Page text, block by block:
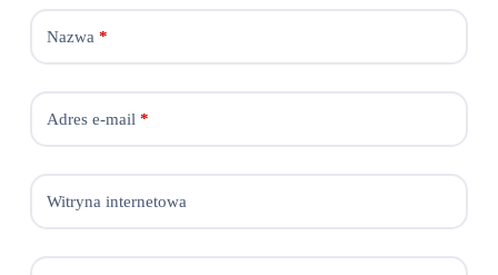
Nazwa *
Adres e-mail *
Witryna internetowa